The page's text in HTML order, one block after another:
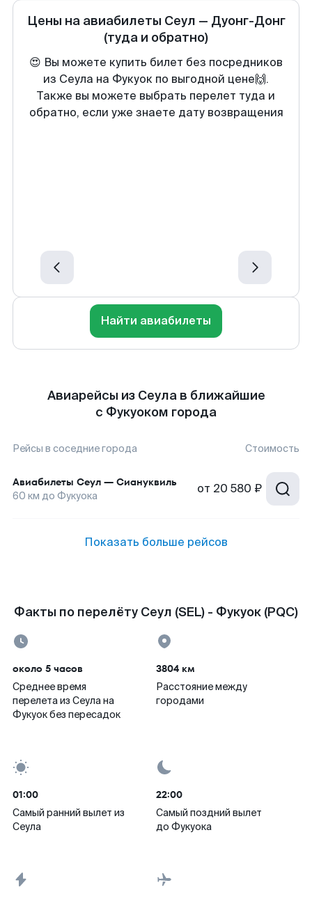
Цены на авиабилеты Сеул — Дуонг-Донг
(туда и обратно)
😍 Вы можете купить билет без посредников
из Сеула на Фукуок по выгодной цене🙌.
Также вы можете выбрать перелет туда и
обратно, если уже знаете дату возвращения
Найти авиабилеты
Авиарейсы из Сеула в ближайшие
с Фукуоком города
Рейсы в соседние города Стоимость
Авиабилеты Сеул — Сиануквиль
60 км до Фукуока от 20 580 ₽
Показать больше рейсов
Факты по перелёту Сеул (SEL) - Фукуок (PQC)
около 5 часов
Среднее время
перелета из Сеула на
Фукуок без пересадок
3804 км
Расстояние между
городами
01:00
Самый ранний вылет из
Сеула
22:00
Самый поздний вылет
до Фукуока